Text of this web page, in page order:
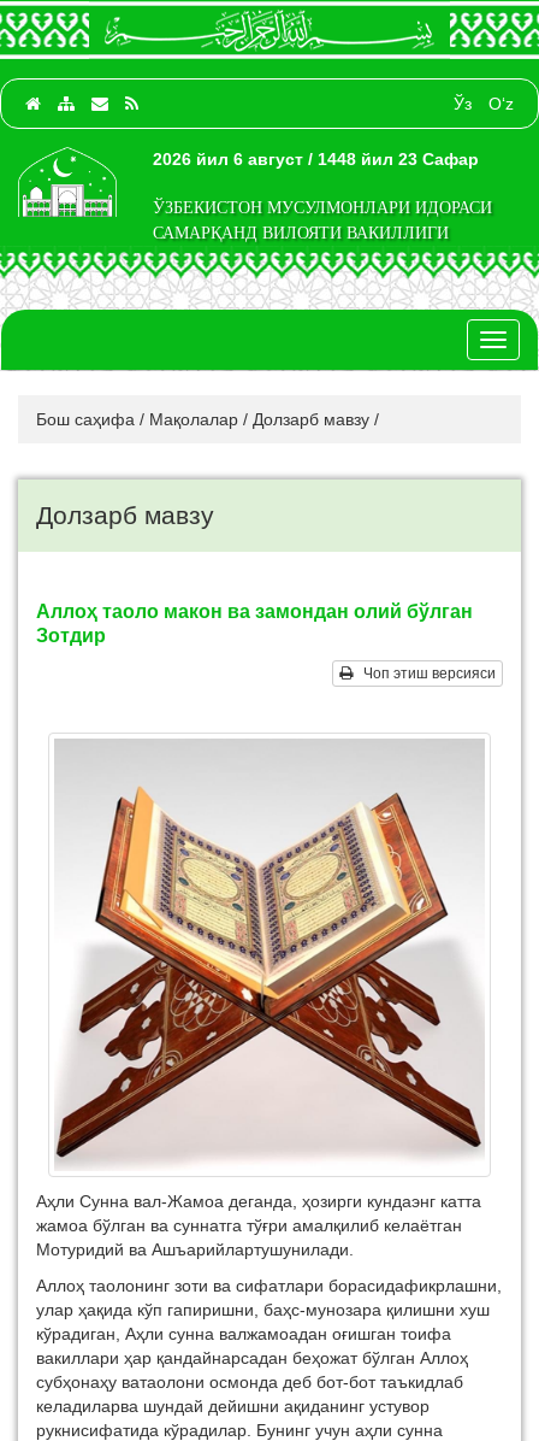
Ўз O‘z
2026 йил 6 август / 1448 йил 23 Сафар
ЎЗБЕКИСТОН МУСУЛМОНЛАРИ ИДОРАСИ
САМАРҚАНД ВИЛОЯТИ ВАКИЛЛИГИ
Бош саҳифа / Мақолалар / Долзарб мавзу /
Долзарб мавзу
Аллоҳ таоло макон ва замондан олий бўлган
Зотдир
Чоп этиш версияси
Аҳли Сунна вал-Жамоа деганда ҳозирги кундаэнг катта
жамоа бўлган ва суннатга тўғри амалқилиб келаётган
Мотуридий ва Ашъарийлартушунилади
Аллоҳ таолонинг зоти ва сифатлари борасидафикрлашни
улар ҳақида кўп гапиришни баҳс-мунозара қилишни хуш
кўрадиган, Аҳли сунна валжамоадан оғишган тоифа
вакиллари ҳар қандайнарсадан беҳожат бўлган Аллоҳ
субҳонаҳу ватаолони осмонда деб бот-боттаъкидлаб
келадиларва шундай дейишни ақиданинг устувор
рукнисифатида кўрадилар Бунинг учун аҳли сунна